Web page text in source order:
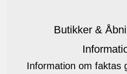
Butikker &
Information om faktas